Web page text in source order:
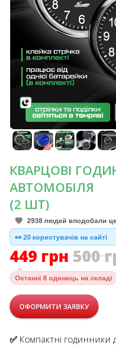
КВАРЦОВІ
АВТОМОБІЛЯ
(2 ШТ)
2938 людей вподобали
👀21 користувачів на сайті
449 грн 500
Останні 8 одиниць на складі
ОФОРМИТИ ЗАЯВКУ
✅ Компактні годинники